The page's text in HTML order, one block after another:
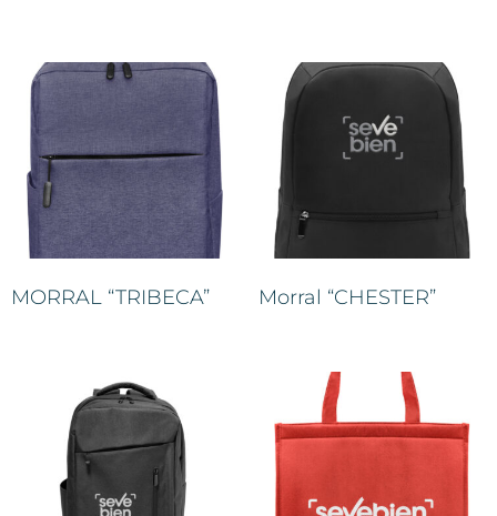
MORRAL “TRIBECA” Morral “CHESTER”